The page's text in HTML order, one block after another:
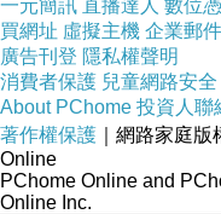
一元簡訊 直播達人 數位
買網址 虛擬主機 企業郵件
廣告刊登 隱私權聲明
消費者保護 兒童網路安全
About PChome 投資人聯
著作權保護 ｜網路家庭
Online
PChome Online and
Online Inc.